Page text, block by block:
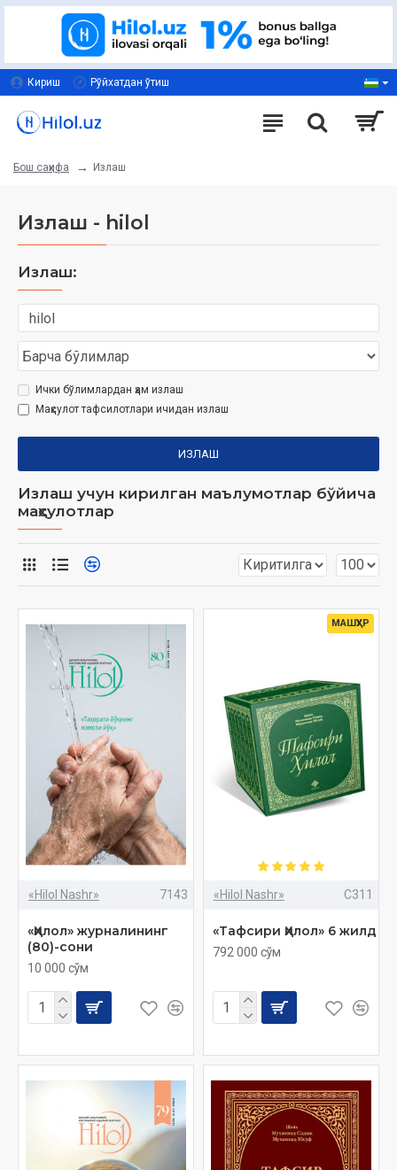
Кириш Рўйхатдан ўтиш
Бош саҳифа Излаш
Излаш - hilol
Излаш:
Ички бўлимлардан ҳам излаш
Маҳсулот тафсилотлари ичидан излаш
ИЗЛАШ
Излаш учун кирилган маълумотлар бўйича
маҳсулотлар
«Hilol Nashr» 7143
«Ҳилол» журналининг
(80)-сони
10 000 сўм
МАШҲУР
«Hilol Nashr» C311
«Тафсири Ҳилол» 6 жилд
792 000 сўм